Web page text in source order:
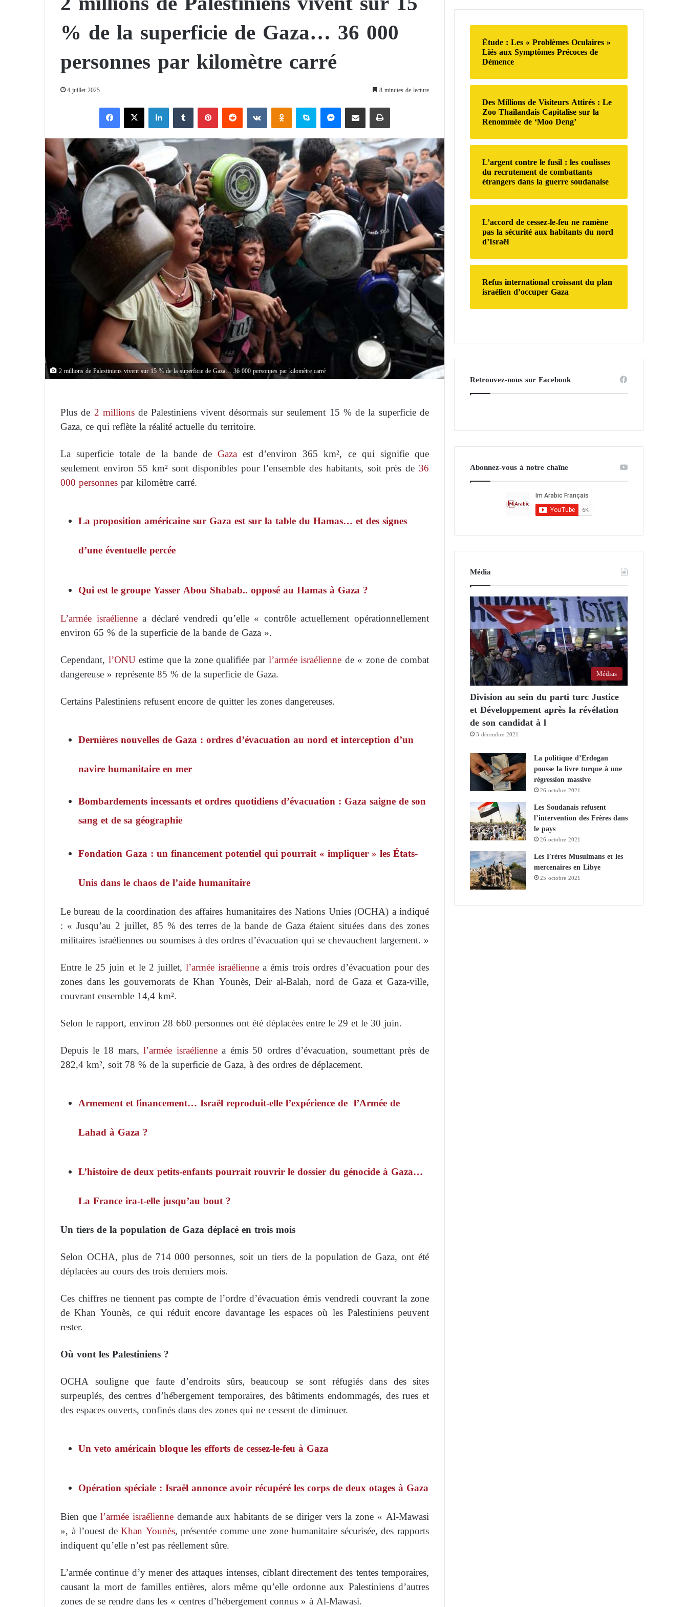
% de la superficie de Gaza… 36 000
personnes par kilomètre carré
4 juillet 2025 8 minutes de lecture
X
2 millions de Palestiniens vivent sur 15 % de la superficie de Gaza… 36 000 personnes par kilomètre carré
Plus de 2 millionsde Palestiniens vivent désormais sur seulement 15 % de la superficie de
Gaza, ce qui reflète la réalité actuelle du territoire.
La superficie totale de la bande de Gazaest d’environ 365 km², ce qui signifie que
seulement environ 55 km² sont disponibles pour l’ensemble des habitants, soit près de 36
000 personnespar kilomètre carré.
La proposition américaine sur Gaza est sur la table du Hamas… et des signes
d’une éventuelle percée
Qui est le groupe Yasser Abou Shabab.. opposé au Hamas à Gaza ?
L’armée israéliennea déclaré vendredi qu’elle « contrôle actuellement opérationnellement
environ 65 % de la superficie de la bande de Gaza ».
Cependant, l’ONUestime que la zone qualifiée parl’armée israélienne de « zone de combat
dangereuse » représente 85 % de la superficie de Gaza.
Certains Palestiniens refusent encore de quitter les zones dangereuses.
Dernières nouvelles de Gaza : ordres d’évacuation au nord et interception d’un
navire humanitaire en mer
Bombardements incessants et ordres quotidiens d’évacuation : Gaza saigne de son
sang et de sa géographie
Fondation Gaza : un financement potentiel qui pourrait « impliquer » les États-
Unis dans le chaos de l’aide humanitaire
Le bureau de la coordination des affaires humanitaires des Nations Unies (OCHA) a indiqué
: « Jusqu’au 2 juillet, 85 % des terres de la bande de Gaza étaient situées dans des zones
militaires israéliennes ou soumises à des ordres d’évacuation qui se chevauchent largement. »
Entre le 25 juin et le 2 juillet, l’armée israélienne a émis trois ordres d’évacuation pour des
zones dans les gouvernorats de Khan Younès, Deir al-Balah, nord de Gaza et Gaza-ville,
couvrant ensemble 14,4 km².
Selon le rapport, environ 28 660 personnes ont été déplacées entre le 29 et le 30 juin.
Depuis le 18 mars,l’armée israéliennea émis 50 ordres d’évacuation, soumettant près de
282,4 km², soit 78 % de la superficie de Gaza, à des ordres de déplacement.
Armement et financement… Israël reproduit-elle l’expérience de l’Armée de
Lahad à Gaza ?
L’histoire de deux petits-enfants pourrait rouvrir le dossier du génocide à Gaza…
La France ira-t-elle jusqu’au bout ?
Un tiers de la population de Gaza déplacé en trois mois
Selon OCHA, plus de 714 000 personnes, soit un tiers de la population de Gaza, ont été
déplacées au cours des trois derniers mois.
Ces chiffres ne tiennent pas compte de l’ordre d’évacuation émis vendredi couvrant la zone
de Khan Younès, ce qui réduit encore davantage les espaces où les Palestiniens peuvent
rester.
Où vont les Palestiniens ?
OCHA souligne que faute d’endroits sûrs, beaucoup se sont réfugiés dans des sites
surpeuplés, des centres d’hébergement temporaires, des bâtiments endommagés, des rues et
des espaces ouverts, confinés dans des zones qui ne cessent de diminuer.
Un veto américain bloque les efforts de cessez-le-feu à Gaza
Opération spéciale : Israël annonce avoir récupéré les corps de deux otages à Gaza
Bien que l’armée israélienne demande aux habitants de se diriger vers la zone « Al-Mawasi
», à l’ouest deKhan Younès, présentée comme une zone humanitaire sécurisée, des rapports
indiquent qu’elle n’est pas réellement sûre.
L’armée continue d’y mener des attaques intenses, ciblant directement des tentes temporaires,
causant la mort de familles entières, alors même qu’elle ordonne aux Palestiniens d’autres
zones de se rendre dans les « centres d’hébergement connus » à Al-Mawasi.
c
h
e
r
:
Étude : Les « Problèmes Oculaires »
Liés aux Symptômes Précoces de
Démence
Des Millions de Visiteurs Attirés : Le
Zoo Thaïlandais Capitalise sur la
Renommée de ‘Moo Deng’
L’argent contre le fusil : les coulisses
du recrutement de combattants
étrangers dans la guerre soudanaise
L’accord de cessez-le-feu ne ramène
pas la sécurité aux habitants du nord
d’Israël
Refus international croissant du plan
israélien d’occuper Gaza
Retrouvez-nous sur Facebook
Abonnez-vous à notre chaîne
Média
Médias
Division au sein du parti turc Justice
et Développement après la révélation
de son candidat à l
3 décembre 2021
La politique d’Erdogan
pousse la livre turque à une
régression massive
26 octobre 2021
Les Soudanais refusent
l’intervention des Frères dans
le pays
26 octobre 2021
Les Frères Musulmans et les
mercenaires en Libye
25 octobre 2021